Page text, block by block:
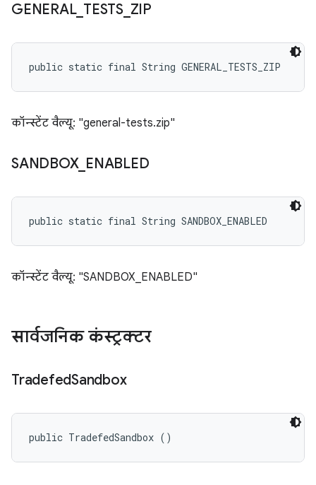
GENERAL_ TESTS_ ZIP
public static final String GENERAL_TESTS_ZIP
कॉन्स्टेंट वैल्यू: "general-tests.zip"
SANDBOX_ ENABLED
public static final String SANDBOX_ENABLED
कॉन्स्टेंट वैल्यू: "SANDBOX_ENABLED"
सार्वजनिक कंस्ट्रक्टर
TradefedSandbox
public TradefedSandbox ()